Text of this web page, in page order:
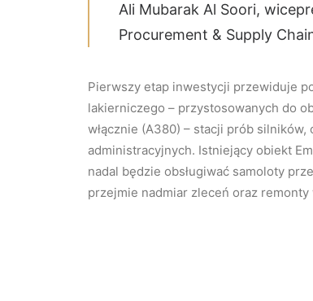
Ali Mubarak Al Soori,
Procurement & Supply
Pierwszy etap inwestycji przewiduje
lakierniczego – przystosowanych do
włącznie (A380) – stacji prób
administracyjnych. Istniejący obiekt
nadal będzie obsługiwać samoloty
przejmie nadmiar zleceń oraz remonty